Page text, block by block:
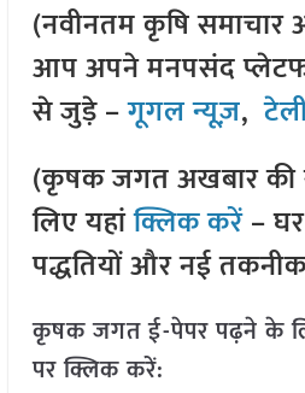
(नवीनतम कृषि
आप अपने मनपसंद
से जुड़े –गूगल न्यूज़,
(कृषक जगत अखबार
लिए यहांक्लिक करें–
पद्धतियों और नई
कृषक जगत ई-पेपर पढ़ने के
पर क्लिक करें: